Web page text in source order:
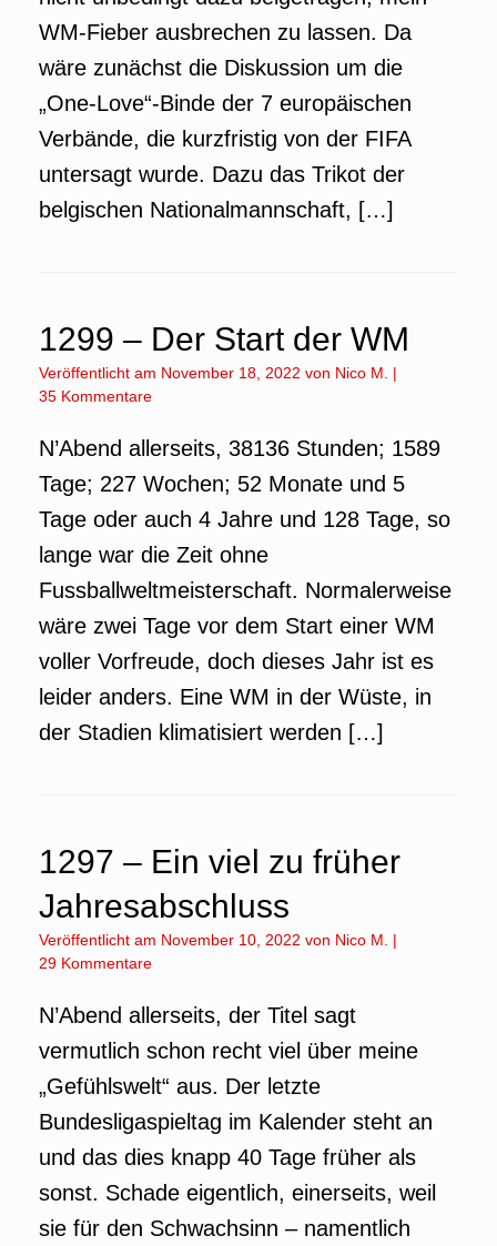
WM-Fieber ausbrechen zu lassen. Da
wäre zunächst die Diskussion um die
„One-Love“-Binde der 7 europäischen
Verbände, die kurzfristig von der FIFA
untersagt wurde. Dazu das Trikot der
belgischen Nationalmannschaft, […]
1299 – Der Start der WM
Veröffentlicht am November 18, 2022 von Nico M.
|
35 Kommentare
N’Abend allerseits, 38136 Stunden; 1589
Tage; 227 Wochen; 52 Monate und 5
Tage oder auch 4 Jahre und 128 Tage, so
lange war die Zeit ohne
Fussballweltmeisterschaft. Normalerweise
wäre zwei Tage vor dem Start einer WM
voller Vorfreude, doch dieses Jahr ist es
leider anders. Eine WM in der Wüste, in
der Stadien klimatisiert werden […]
1297 – Ein viel zu früher
Jahresabschluss
Veröffentlicht am November 10, 2022 von Nico M.
|
29 Kommentare
N’Abend allerseits, der Titel sagt
vermutlich schon recht viel über meine
„Gefühlswelt“ aus. Der letzte
Bundesligaspieltag im Kalender steht an
und das dies knapp 40 Tage früher als
sonst. Schade eigentlich, einerseits, weil
sie für den Schwachsinn – namentlich